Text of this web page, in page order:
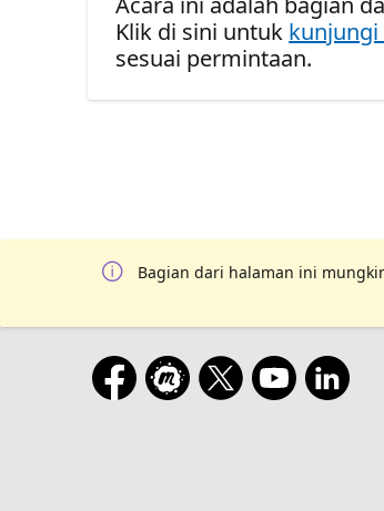
Klik di sini untuk kunjungi
sesuai permintaan.
Bagian dari halaman ini